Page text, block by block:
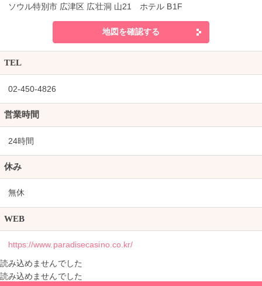
ソウル特別市 広津区 広壮洞 山21 ホテル B1F
地図を確認する
TEL
02-450-4826
営業時間
24時間
休み
無休
WEB
https://www.paradisecasino.co.kr/
読み込めませんでした
読み込めませんでした